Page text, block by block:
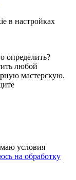
в настройках
определить?
любой
мастерскую.
условия
на обработку